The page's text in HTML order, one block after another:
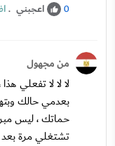
0 اعجبني .
من مجهول
لا لا لا تفعلي
بعدمي حالك
حماتك ، ليس
تشتغلي مرة بعد